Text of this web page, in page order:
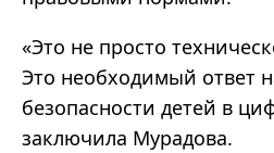
«Это не просто
Это необходимый ответ
безопасности детей в
заключила Мурадова.